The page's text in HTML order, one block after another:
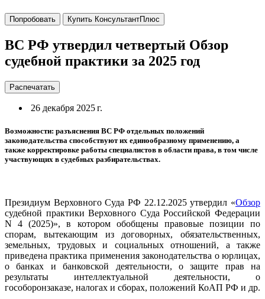
Попробовать Купить КонсультантПлюс
ВС РФ утвердил четвертый Обзор
судебной практики за 2025 год
Распечатать
26 декабря 2025 г.
Возможности: разъяснения ВС РФ отдельных положений
законодательства способствуют их единообразному применению, а
также корректировке работы специалистов в области права, в том числе
участвующих в судебных разбирательствах.
Президиум Верховного Суда РФ 22.12.2025 утвердил «Обзор
судебной практики Верховного Суда Российской Федерации
N 4 (2025)», в котором обобщены правовые позиции по
спорам, вытекающим из договорных, обязательственных,
земельных, трудовых и социальных отношений, а также
приведена практика применения законодательства о юрлицах,
о банках и банковской деятельности, о защите прав на
результаты интеллектуальной деятельности, о
гособоронзаказе, налогах и сборах, положений КоАП РФ и др.